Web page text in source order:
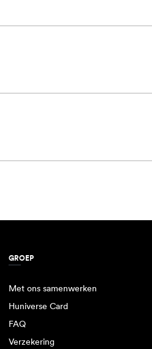
GROEP
Met ons samenwerken
Huniverse Card
FAQ
Verzekering